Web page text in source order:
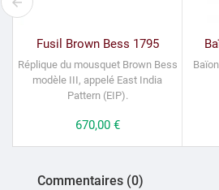
Fusil Brown Bess 1795
Réplique du mousquet Brown Bess
modèle III, appelé East India
Pattern (EIP).
Prix
670,00 €
Commentaires (0)